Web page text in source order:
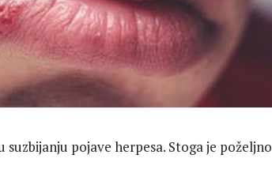
pojave herpesa. Stoga je poželjno